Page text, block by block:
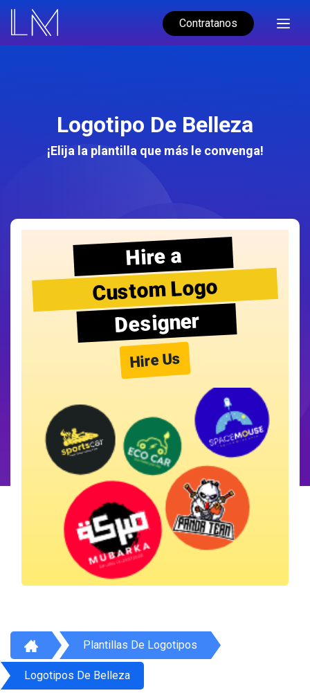
Contratanos
Logotipo De Belleza
¡Elija la plantilla que más le convenga!
Hire a
Custom Logo
Designer
Hire Us
Plantillas De Logotipos
Logotipos De Belleza